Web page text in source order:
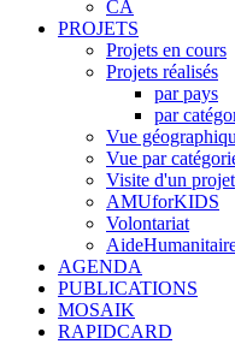
CA
PROJETS
Projets en cours
Projets réalisés
par pays
par
Vue
Vue par
Visite d'un projet
AMUforKIDS
Volontariat
AGENDA
PUBLICATIONS
MOSAIK
RAPIDCARD